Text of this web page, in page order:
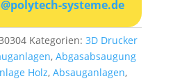
systeme.de
Kategorien: 3D Drucker
, Abgasabsaugung
Holz, Absauganlagen,